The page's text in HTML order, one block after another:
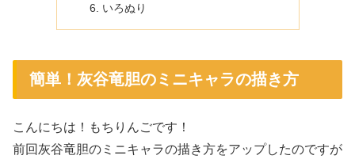
いろぬり
簡単！灰谷竜胆のミニキャラの描き方
こんにちは！もちりんごです！
前回灰谷竜胆のミニキャラの描き方をアップしたのですが